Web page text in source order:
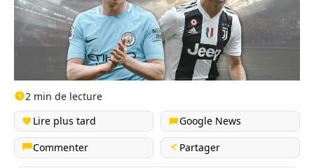
2 min de lecture
Lire plus tard
Google News
Commenter
Partager